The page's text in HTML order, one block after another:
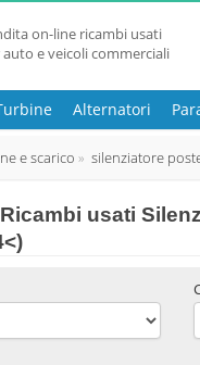
on-line ricambi usati
auto e veicoli commerciali
Alternatori
e scarico silenziatore
usati